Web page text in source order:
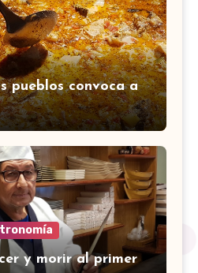
pueblos convoca a
y morir al primer